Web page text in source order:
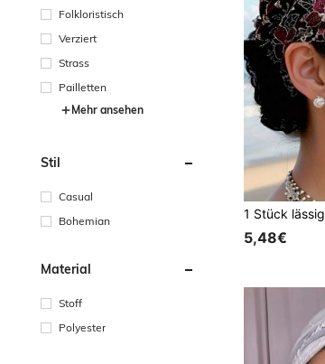
Folkloristisch
Verziert
Strass
Pailletten
Mehr ansehen
Stil
Casual
Bohemian
Material
Stoff
Polyester
5,48€